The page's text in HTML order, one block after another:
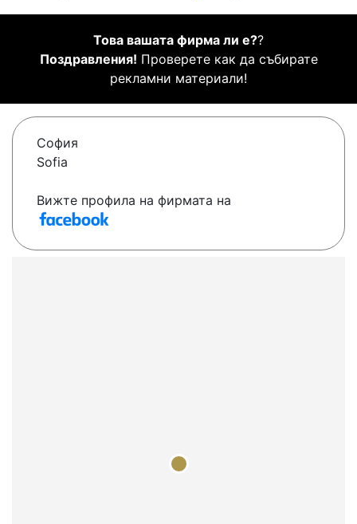
Това вашата фирма ли е??
Поздравления! Проверете как да събирате
рекламни материали!
София
Sofia
Вижте профила на фирмата на